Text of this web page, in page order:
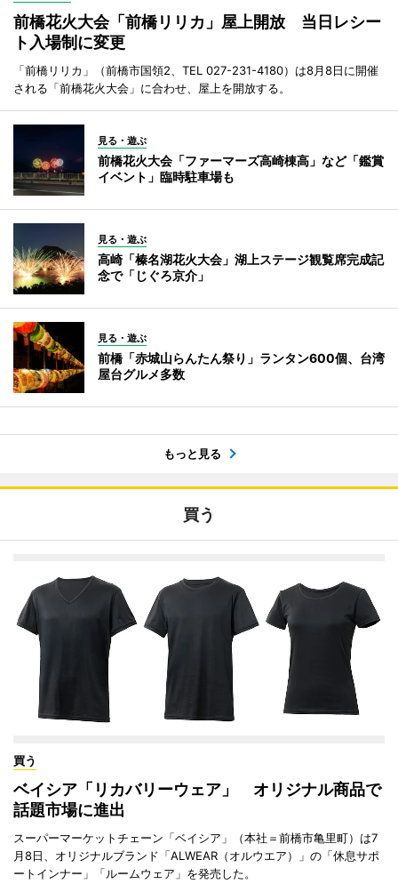
前橋花火大会「前橋リリカ」屋上開放 当日レシー
ト入場制に変更
「前橋リリカ」（前橋市国領2、TEL 027-231-4180）は8月8日に開催
される「前橋花火大会」に合わせ、屋上を開放する。
見る・遊ぶ
前橋花火大会「ファーマーズ高崎棟高」など「鑑賞
イベント」臨時駐車場も
見る・遊ぶ
高崎「榛名湖花火大会」湖上ステージ観覧席完成記
念で「じぐろ京介」
見る・遊ぶ
前橋「赤城山らんたん祭り」ランタン600個、台湾
屋台グルメ多数
もっと見る
買う
買う
ベイシア「リカバリーウェア」 オリジナル商品で
話題市場に進出
スーパーマーケットチェーン「ベイシア」（本社＝前橋市亀里町）は7
月8日、オリジナルブランド「ALWEAR（オルウエア）」の「休息サポ
ートインナー」「ルームウェア」を発売した。